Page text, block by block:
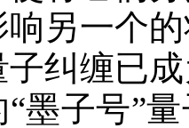
响另一个
子纠缠已
“墨子号”